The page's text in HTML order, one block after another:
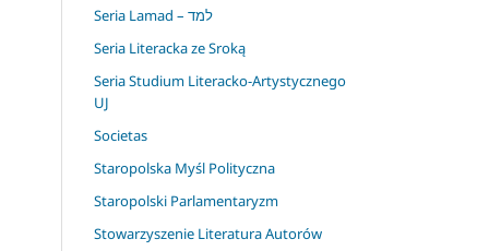
Seria Lamad – למד
Seria Literacka ze Sroką
Seria Studium Literacko-Artystycznego
UJ
Societas
Staropolska Myśl Polityczna
Staropolski Parlamentaryzm
Stowarzyszenie Literatura Autorów